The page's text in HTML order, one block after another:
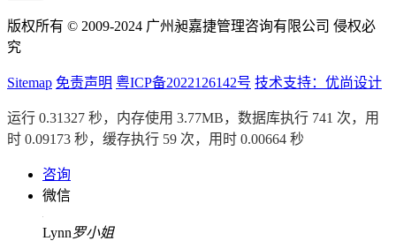
版权所有 © 2009-2024 广州昶嘉捷管理咨询有限公司 侵权必
究
Sitemap 免责声明 粤ICP备2022126142号 技术支持：优尚设计
运行 0.31327 秒，内存使用 3.77MB，数据库执行 741 次，用
时 0.09173 秒，缓存执行 59 次，用时 0.00664 秒
咨询
微信
Lynn罗小姐